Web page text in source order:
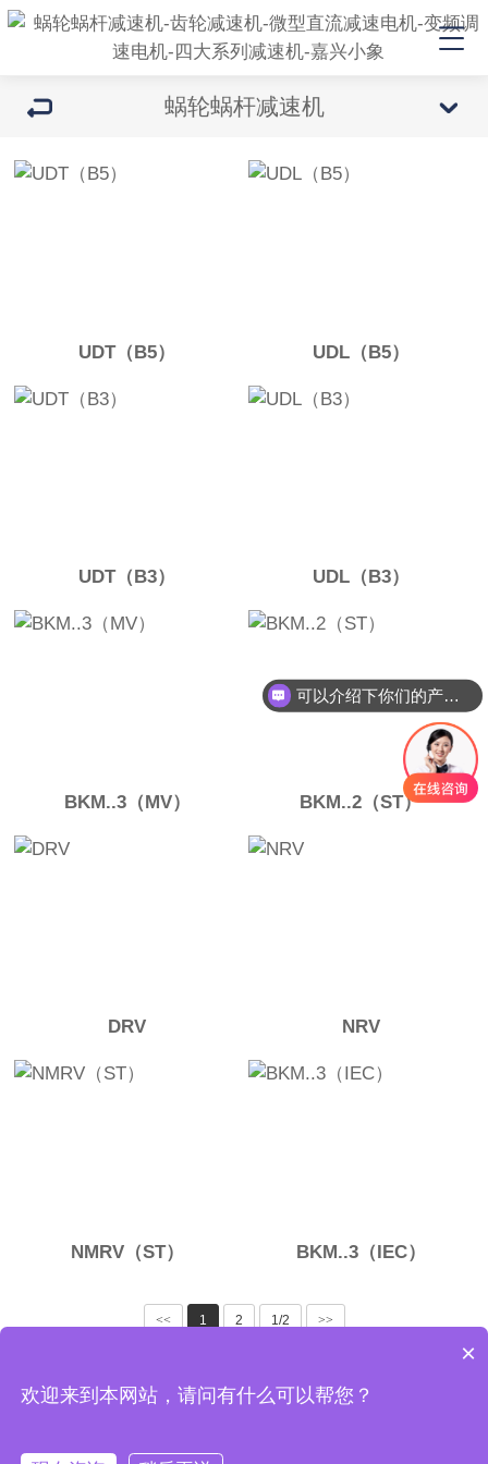
蜗轮蜗杆减速机
UDT（B5） UDL（B5）
UDT（B3） UDL（B3）
BKM..3（MV） BKM..2（ST）
DRV NRV
NMRV（ST） BKM..3（IEC）
<< 1 2 1/2 >>
Copyright © 2024 嘉兴小象
可以介绍下你们的产品么
×
欢迎来到本网站，请问有什么可以帮您？